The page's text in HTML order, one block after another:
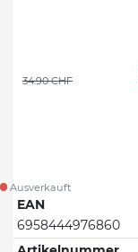
34.90 CHF
Ausverkauft
EAN
6958444976860